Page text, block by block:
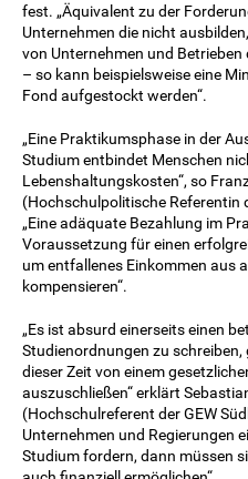
fest. „Äquivalent zu der
Unternehmen die nicht
von Unternehmen und
– so kann beispielsweise eine
Fond aufgestockt werden“.
„Eine Praktikumsphase in der
Studium entbindet Menschen
Lebenshaltungskosten“, so
(Hochschulpolitische Referentin
„Eine adäquate Bezahlung im
Voraussetzung für einen
um entfallenes Einkommen aus
kompensieren“.
„Es ist absurd einerseits einen
Studienordnungen zu
dieser Zeit von einem
auszuschließen“ erklärt
(Hochschulreferent der GEW
Unternehmen und Regierungen
Studium fordern, dann müssen